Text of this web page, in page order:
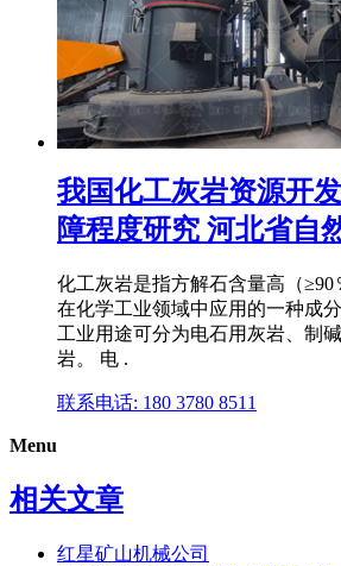
我国化工灰岩资源开
障程度研究 河北省自
化工灰岩是指方解石含量高（≥90
在化学工业领域中应用的一种成
工业用途可分为电石用灰岩、制
岩。 电 .
联系电话: 180 3780 8511
Menu
相关文章
红星矿山机械公司